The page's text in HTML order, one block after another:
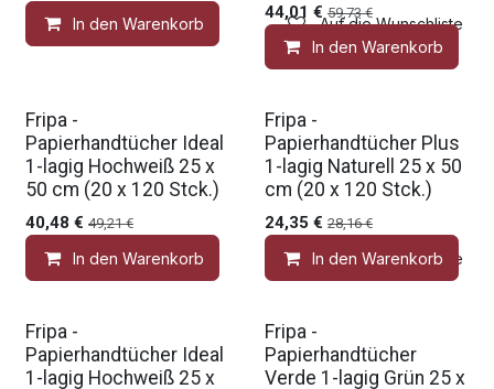
In den Warenkorb Auf die Wunschliste
44,01 € 59,73€
In den Warenkorb
Fripa -
Papierhandtücher Ideal
1-lagig Hochweiß 25 x
50 cm (20 x 120 Stck.)
40,48 € 49,21€
In den Warenkorb Auf die Wunschliste
Fripa -
Papierhandtücher Plus
1-lagig Naturell 25 x 50
cm (20 x 120 Stck.)
24,35 € 28,16€
In den Warenkorb
Fripa -
Papierhandtücher Ideal
1-lagig Hochweiß 25 x
Fripa -
Papierhandtücher
Verde 1-lagig Grün 25 x